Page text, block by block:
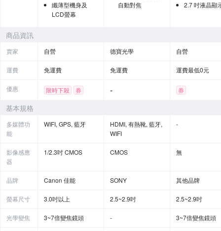
纖薄型機身及
LCD螢幕
自動對焦
2.7 吋液晶顯
商品資訊
賣家 自營 德寶光學 自營
運費 免運費 免運費 運費最低0元
優惠 限時下殺 券 - 券
基本規格
多媒體功
能
WIFI, GPS, 藍牙
HDMI, 有熱靴, 藍牙,
WIFI
-
影像感應
器
1/2.3吋 CMOS CMOS 無
品牌 Canon 佳能 SONY 其他品牌
螢幕尺寸 3.0吋以上 2.5~2.9吋 2.5~2.9吋
光學變焦 3~7倍變焦鏡頭 - 3~7倍變焦鏡頭